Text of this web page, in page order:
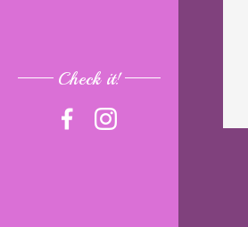
Check it!